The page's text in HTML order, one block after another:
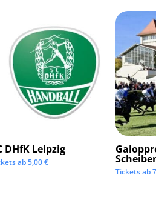
DHfK Leipzig
ab5,00€
Tickets ab